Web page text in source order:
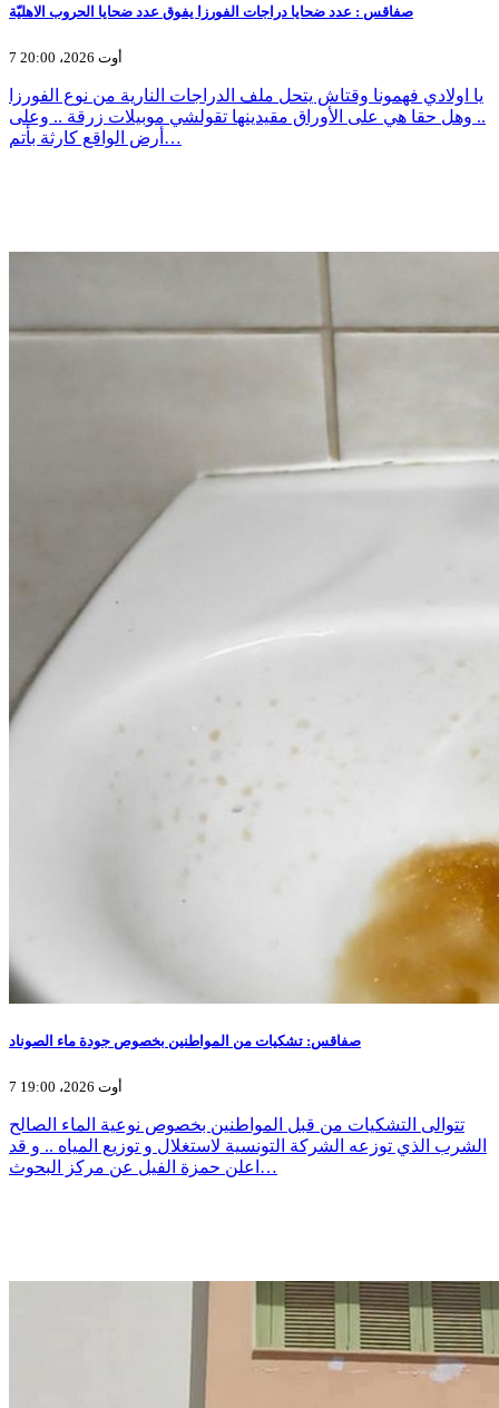
صفاقس : عدد ضحايا دراجات الفورزا يفوق عدد ضحايا الحروب الاهليّة
7 أوت 2026، 20:00
يا اولادي فهمونا وقتاش يتحل ملف الدراجات النارية من نوع الفورزا
.. وهل حقا هي على الأوراق مقيدينها تقولشي موبيلات زرقة .. وعلى
أرض الواقع كارثة بأتم…
صفاقس: تشكيات من المواطنين بخصوص جودة ماء الصوناد
7 أوت 2026، 19:00
تتوالى التشكيات من قبل المواطنين بخصوص نوعية الماء الصالح
الشرب الذي توزعه الشركة التونسية لاستغلال و توزيع المياه .. و قد
اعلن حمزة الفيل عن مركز البحوث…